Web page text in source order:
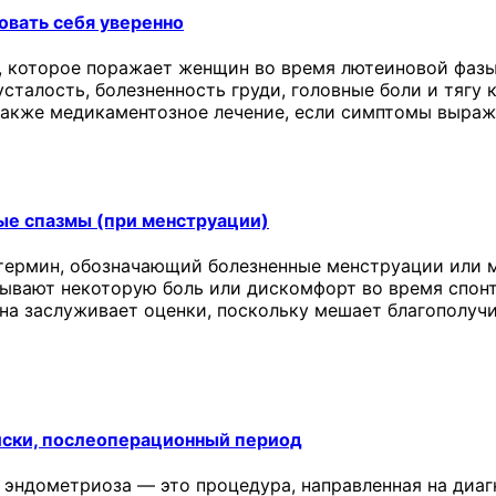
себя уверенно
поражает женщин во время лютеиновой
болезненность груди, головные боли и
медикаментозное лечение, если симптомы
спазмы (при менструации)
обозначающий болезненные менструации или
некоторую боль или дискомфорт во время
заслуживает оценки, поскольку мешает
послеоперационный период
— это процедура, направленная на